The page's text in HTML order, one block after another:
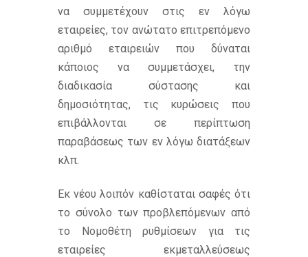
να συμμετέχουν στις εν λόγω
εταιρείες, τον ανώτατο επιτρεπόμενο
αριθμό εταιρειών που δύναται
κάποιος να συμμετάσχει, την
διαδικασία σύστασης και
δημοσιότητας, τις κυρώσεις που
επιβάλλονται σε περίπτωση
παραβάσεως των εν λόγω διατάξεων
κλπ.
Εκ νέου λοιπόν καθίσταται σαφές ότι
το σύνολο των προβλεπόμενων από
το Νομοθέτη ρυθμίσεων για τις
εταιρείες εκμεταλλεύσεως